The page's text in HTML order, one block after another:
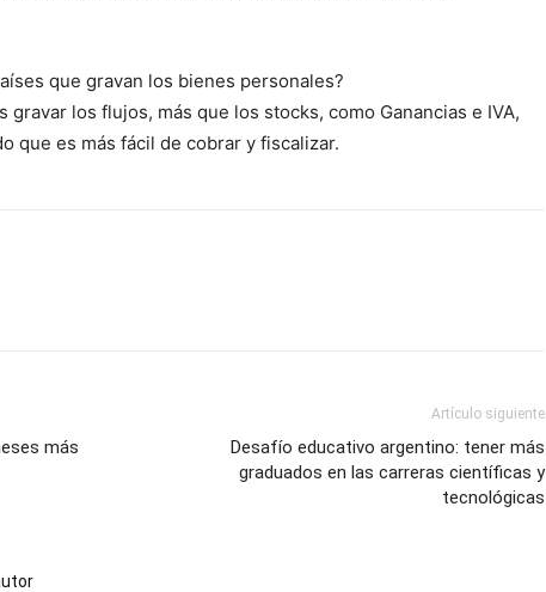
que gravan los bienes personales?
los flujos, más que los stocks, como Ganancias e IVA,
que es más fácil de cobrar y fiscalizar.
más
Artículo siguiente
Desafío educativo argentino: tener más
graduados en las carreras científicas y
tecnológicas